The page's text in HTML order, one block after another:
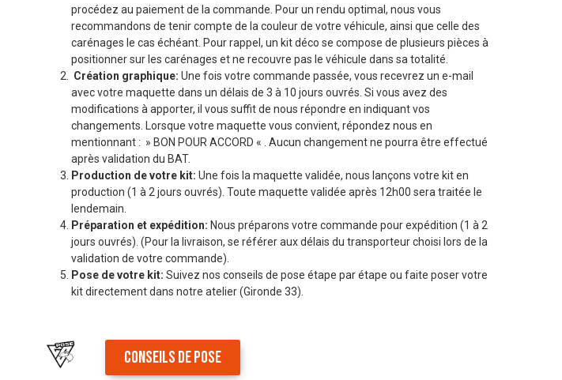
procédez au paiement de la commande. Pour un rendu optimal, nous vous
recommandons de tenir compte de la couleur de votre véhicule, ainsi que celle des
carénages le cas échéant. Pour rappel, un kit déco se compose de plusieurs pièces à
positionner sur les carénages et ne recouvre pas le véhicule dans sa totalité.
Création graphique: Une fois votre commande passée, vous recevrez un e-mail
avec votre maquette dans un délais de 3 à 10 jours ouvrés. Si vous avez des
modifications à apporter, il vous suffit de nous répondre en indiquant vos
changements. Lorsque votre maquette vous convient, répondez nous en
mentionnant : » BON POUR ACCORD « . Aucun changement ne pourra être effectué
après validation du BAT.
Production de votre kit: Une fois la maquette validée, nous lançons votre kit en
production (1 à 2 jours ouvrés). Toute maquette validée après 12h00 sera traitée le
lendemain.
Préparation et expédition: Nous préparons votre commande pour expédition (1 à 2
jours ouvrés). (Pour la livraison, se référer aux délais du transporteur choisi lors de la
validation de votre commande).
Pose de votre kit: Suivez nos conseils de pose étape par étape ou faite poser votre
kit directement dans notre atelier (Gironde 33).
CONSEILS DE POSE